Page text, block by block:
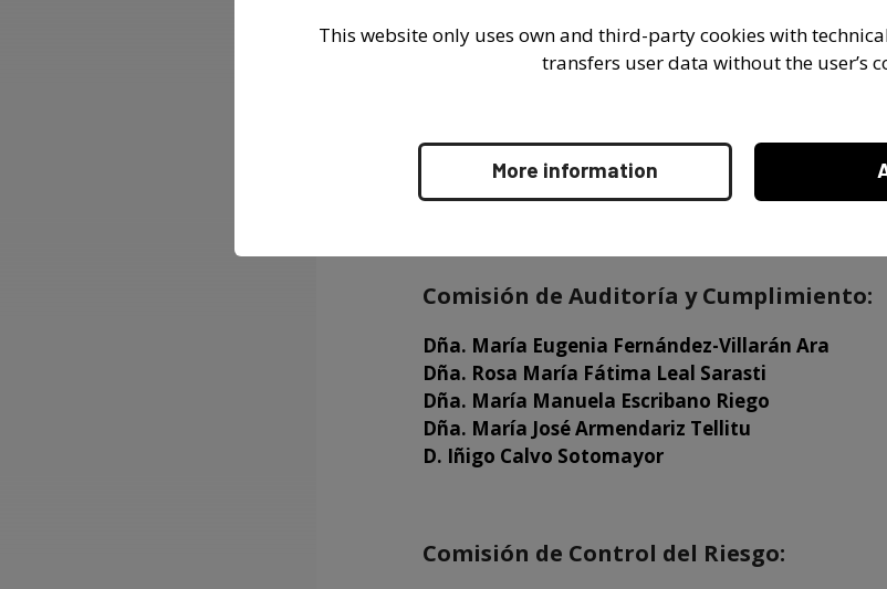
Comisión de Retribuciones:
Dña. María Aranzazu Iraizoz Real
D. Alexander Bidetxea Lartategi
Dña. María Eugenia Fernández-Villarán Ara
Comisión de Auditoría y Cumplimiento:
Dña. María Eugenia Fernández-Villarán Ara
Dña. Rosa María Fátima Leal Sarasti
Dña. María Manuela Escribano Riego
Dña. María José Armendariz Tellitu
D. Iñigo Calvo Sotomayor
Comisión de Control del Riesgo:
This website only uses own and third-party cookies with
transfers user data without the user’s
More information